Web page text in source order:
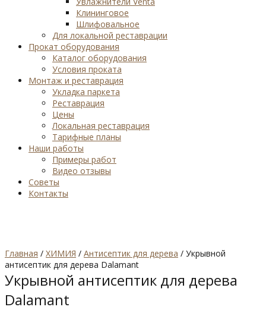
Клининговое
Шлифовальное
Для локальной реставрации
Прокат оборудования
Каталог оборудования
Условия проката
Монтаж и реставрация
Укладка паркета
Реставрация
Цены
Локальная реставрация
Тарифные планы
Наши работы
Примеры работ
Видео отзывы
Советы
Контакты
Главная / ХИМИЯ / Антисептик для дерева / Укрывной
антисептик для дерева Dalamant
Укрывной антисептик для дерева
Dalamant